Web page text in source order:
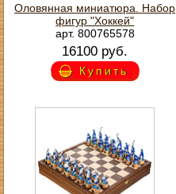
Оловянная миниатюра. Набор
фигур "Хоккей"
арт. 800765578
16100 руб.
Купить